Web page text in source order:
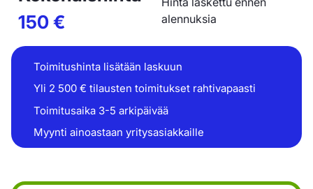
150€
alennuksia
Toimitushinta lisätään laskuun
Yli 2 500 € tilausten toimitukset rahtivapaasti
Toimitusaika 3-5 arkipäivää
Myynti ainoastaan yritysasiakkaille